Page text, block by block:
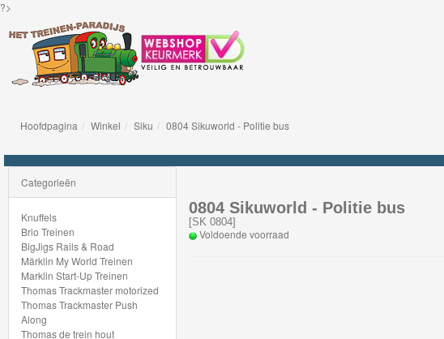
?>
Brio
Treinen
BigJigs
Rails
&
Road
Hoofdpagina
Winkel Siku 0804 Sikuworld - Politie bus
0804 Sikuworld - Politie bus
[SK 0804]
Voldoende voorraad
Categorieën
Knuffels
Brio Treinen
BigJigs Rails & Road
Märklin My World Treinen
Marklin Start-Up Treinen
Thomas Trackmaster motorized
Thomas Trackmaster Push
Along
Thomas de trein hout